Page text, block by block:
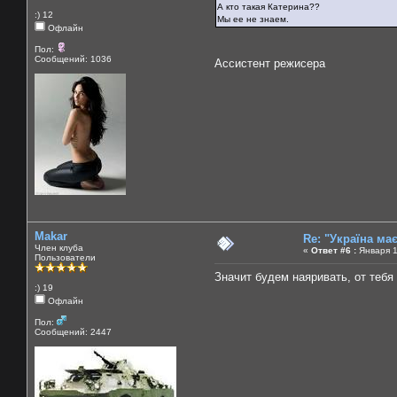
:) 12
Офлайн
Пол:
Сообщений: 1036
А кто такая Катерина??
Мы ее не знаем.
Ассистент режисера
Makar
Член клуба
Пользователи
:) 19
Офлайн
Пол:
Сообщений: 2447
Re: "Україна
« Ответ #6 : Января
Значит будем наяривать, от тебя